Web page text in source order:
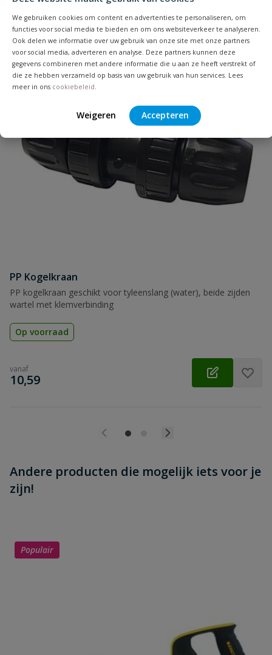
We gebruiken cookies om content en advertenties te personaliseren, om
functies voor social media te bieden en om ons websiteverkeer te analyseren.
Ook delen we informatie over uw gebruik van onze site met onze partners
voor social media, adverteren en analyse. Deze partners kunnen deze
gegevens combineren met andere informatie die u aan ze heeft verstrekt of
die ze hebben verzameld op basis van uw gebruik van hun services. Lees
meer in ons cookiebeleid.
Weigeren Accepteren
Uw waardering:
Samenvatting
Beoordeling versturen
PP Kogelkraan
PP kogelkraan geschikt voor tyleenslang (water), beide zijden
wartel met klemverbinding
Op voorraad
vanaf
€
10,59
Andere producten die mogelijk iets voor je
zijn!
Populair